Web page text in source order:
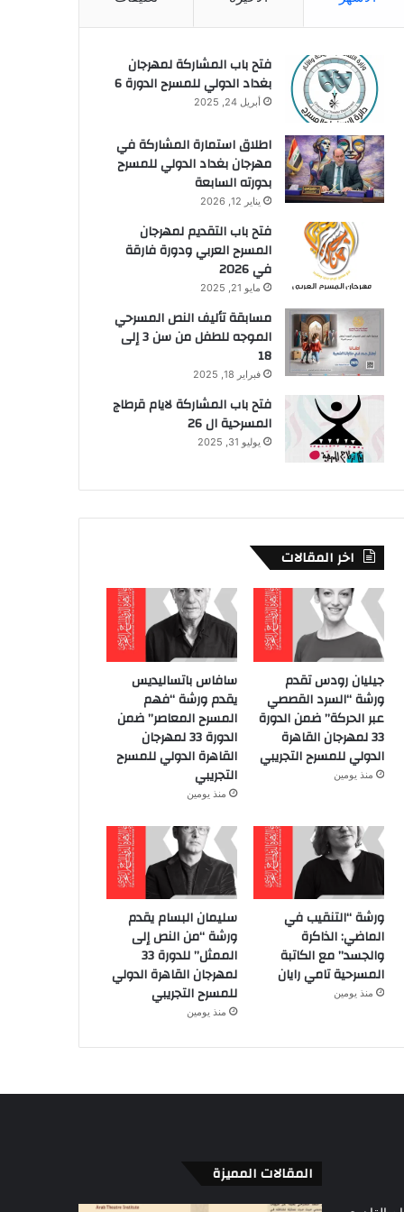
فتح باب المشاركة لمهرجان
بغداد الدولي للمسرح الدورة 6
أبريل 24, 2025
اطلاق استمارة المشاركة في
مهرجان بغداد الدولي للمسرح
بدورته السابعة
يناير 12, 2026
فتح باب التقديم لمهرجان
المسرح العربي ودورة فارقة
في 2026
مايو 21, 2025
مسابقة تأليف النص المسرحي
الموجه للطفل من سن 3 إلى
18
فبراير 18, 2025
فتح باب المشاركة لايام قرطاج
المسرحية ال 26
يوليو 31, 2025
اخر المقالات
جيليان رودس تقدم
ورشة “السرد القصصي
عبر الحركة” ضمن الدورة
33 لمهرجان القاهرة
الدولي للمسرح التجريبي
منذ يومين
سافاس باتساليديس
يقدم ورشة “فهم
المسرح المعاصر” ضمن
الدورة 33 لمهرجان
القاهرة الدولي للمسرح
التجريبي
منذ يومين
ورشة “التنقيب في
الماضي: الذاكرة
والجسد” مع الكاتبة
المسرحية تامي رايان
منذ يومين
سليمان البسام يقدم
ورشة “من النص إلى
الممثل” للدورة 33
لمهرجان القاهرة الدولي
للمسرح التجريبي
منذ يومين
المقالات المميزة